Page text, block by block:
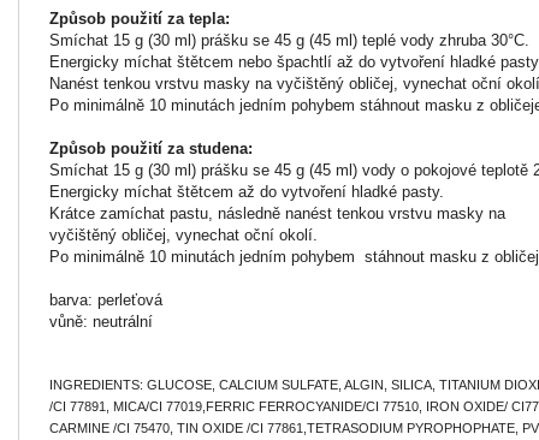
Způsob použití za tepla:
Smíchat 15 g (30 ml) prášku se 45 g (45 ml) teplé vody zhruba 30°C.
Energicky míchat štětcem nebo špachtlí až do vytvoření hladké
Nanést tenkou vrstvu masky na vyčištěný obličej, vynechat oční
Po minimálně 10 minutách jedním pohybem stáhnout masku z
Způsob použití za studena:
Smíchat 15 g (30 ml) prášku se 45 g (45 ml) vody o pokojové teplotě
Energicky míchat štětcem až do vytvoření hladké pasty.
Krátce zamíchat pastu, následně nanést tenkou vrstvu masky na
vyčištěný obličej, vynechat oční okolí.
Po minimálně 10 minutách jedním pohybem stáhnout masku z
barva: perleťová
vůně: neutrální
INGREDIENTS: GLUCOSE, CALCIUM SULFATE, ALGIN, SILICA, TITANIUM
/CI 77891, MICA/CI 77019,FERRIC FERROCYANIDE/CI 77510, IRON OXIDE/
CARMINE /CI 75470, TIN OXIDE /CI 77861,TETRASODIUM PYROPHOPHATE,